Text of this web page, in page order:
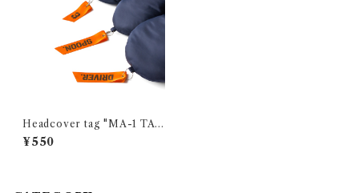
Headcover tag "MA-1 TA
G" ORANGE
¥550